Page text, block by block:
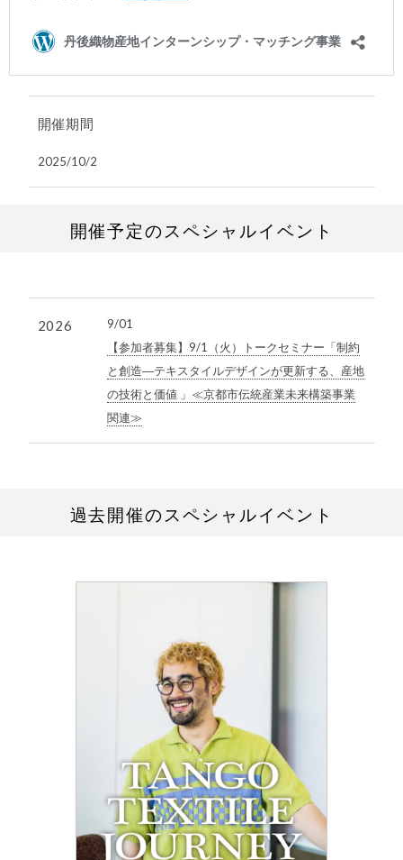
開催期間
2025/10/2
開催予定のスペシャルイベント
2026
9/01
【参加者募集】9/1（火）トークセミナー「制約
と創造―テキスタイルデザインが更新する、産地
の技術と価値 」≪京都市伝統産業未来構築事業
関連≫
過去開催のスペシャルイベント